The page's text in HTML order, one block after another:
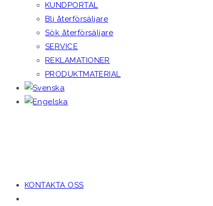
KUNDPORTAL
Bli återförsäljare
Sök återförsäljare
SERVICE
REKLAMATIONER
PRODUKTMATERIAL
KONTAKTA OSS